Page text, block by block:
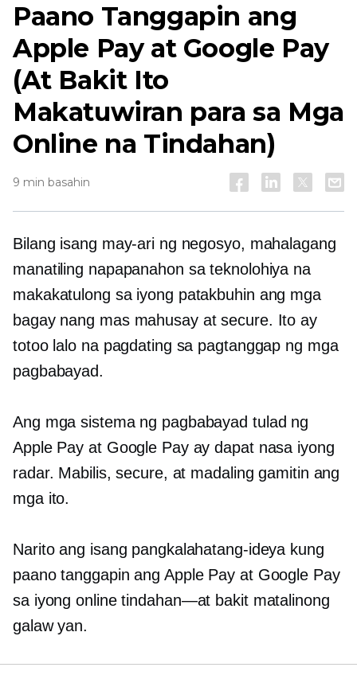
Paano Tanggapin ang
Apple Pay at Google Pay
(At Bakit Ito
Makatuwiran para sa Mga
Online na Tindahan)
9 min basahin
Bilang isang may-ari ng negosyo, mahalagang
manatiling napapanahon sa teknolohiya na
makakatulong sa iyong patakbuhin ang mga
bagay nang mas mahusay at secure. Ito ay
totoo lalo na pagdating sa pagtanggap ng mga
pagbabayad.
Ang mga sistema ng pagbabayad tulad ng
Apple Pay at Google Pay ay dapat nasa iyong
radar. Mabilis, secure, at madaling gamitin ang
mga ito.
Narito ang isang pangkalahatang-ideya kung
paano tanggapin ang Apple Pay at Google Pay
sa iyong onlinetindahan—at bakit matalinong
galaw yan.